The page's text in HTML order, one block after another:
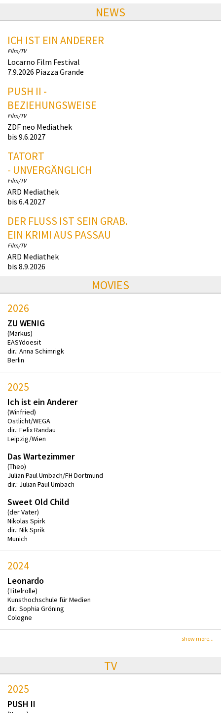
NEWS
ICH IST EIN ANDERER
Film/TV
Locarno Film Festival
7.9.2026 Piazza Grande
PUSH II -
BEZIEHUNGSWEISE
Film/TV
ZDF neo Mediathek
bis 9.6.2027
TATORT
- UNVERGÄNGLICH
Film/TV
ARD Mediathek
bis 6.4.2027
DER FLUSS IST SEIN GRAB.
EIN KRIMI AUS PASSAU
Film/TV
ARD Mediathek
bis 8.9.2026
MOVIES
2026
ZU WENIG
(Markus)
EASYdoesit
dir.: Anna Schimrigk
Berlin
2025
Ich ist ein Anderer
(Winfried)
Ostlicht/WEGA
dir.: Felix Randau
Leipzig/Wien
Das Wartezimmer
(Theo)
Julian Paul Umbach/FH Dortmund
dir.: Julian Paul Umbach
Sweet Old Child
(der Vater)
Nikolas Spirk
dir.: Nik Sprik
Munich
2024
Leonardo
(Titelrolle)
Kunsthochschule für Medien
dir.: Sophia Gröning
Cologne
show more...
TV
2025
PUSH II